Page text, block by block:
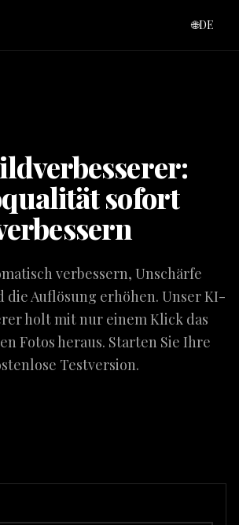
🌐DE
sofort
verbessern, Unschärfe
Auflösung erhöhen. Unser KI-
holt mit nur einem Klick das
Fotos heraus. Starten Sie Ihre
Testversion.